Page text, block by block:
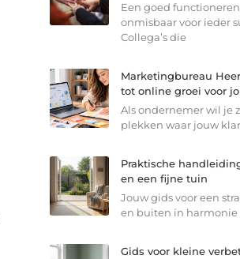
Een goed
onmisbaar voor ieder
Collega’s die
Marketingbureau
tot online groei voor
Als ondernemer wil je
plekken waar jouw
Praktische
en een fijne tuin
Jouw gids voor een
en buiten in harmonie
Gids voor kleine